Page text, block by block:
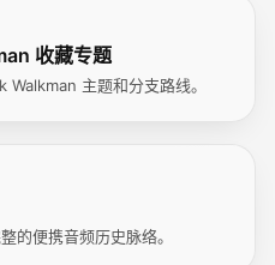
收藏专题
主题和分支路线。
的便携音频历史脉络。